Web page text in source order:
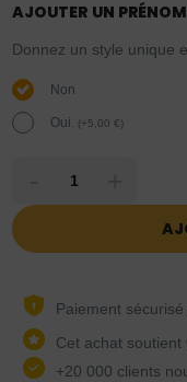
AJOUTER UN
Donnez un style unique
Non
Oui. (+5,00€)
Paiement sécurisé
Cet achat soutient
+20 000 clients